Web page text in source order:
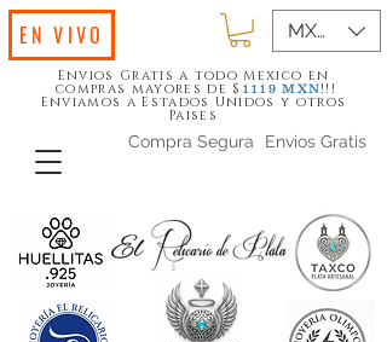
Envios Gratis
Compra Segura
Envios Gratis a todo Mexico en
compras mayores de $ 1119 MXN!!!
Enviamos a Estados Unidos y otros
Paises
MXN ($)
EN VIVO